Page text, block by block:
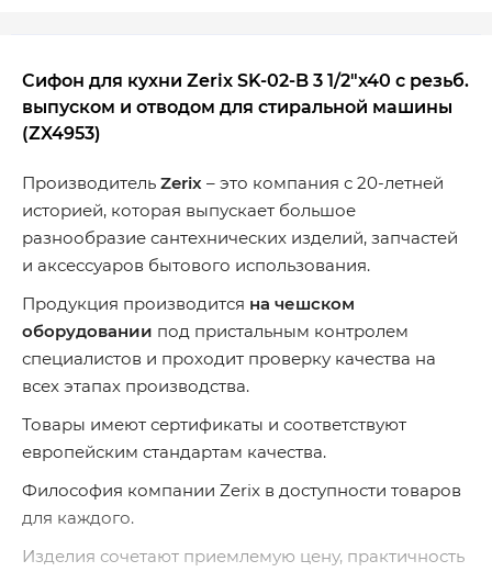
Сифон для кухни Zerix SK-02-B 3 1/2"x40 с резьб.
выпуском и отводом для стиральной машины
(ZX4953)
Производитель Zerix – это компания с 20-летней
историей, которая выпускает большое
разнообразие сантехнических изделий, запчастей
и аксессуаров бытового использования.
Продукция производится на чешском
оборудовании под пристальным контролем
специалистов и проходит проверку качества на
всех этапах производства.
Товары имеют сертификаты и соответствуют
европейским стандартам качества.
Философия компании Zerix в доступности товаров
для каждого.
Изделия сочетают приемлемую цену, практичность